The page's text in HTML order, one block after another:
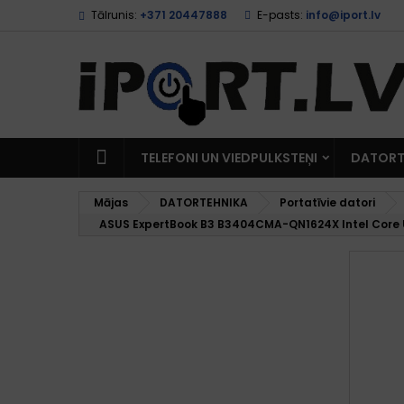
Tālrunis: +371 20447888 E-pasts: info@iport.lv
TELEFONI UN VIEDPULKSTEŅI
Mājas DATORTEHNIKA
Portatīvie datori
ASUS ExpertBook B3 B3404CMA-QN1624X Intel